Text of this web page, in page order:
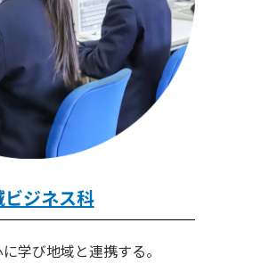
ビジネス科
学び地域と連携する。